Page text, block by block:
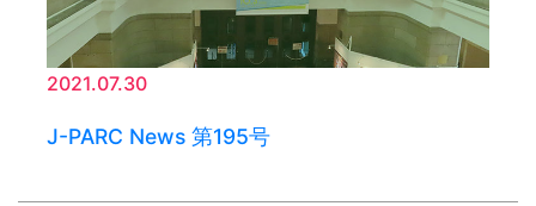
2021.07.30
J-PARC News 第195号